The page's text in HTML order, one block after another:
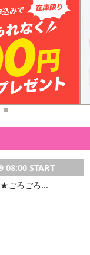
けする商品セット
い。
む)等により、参考
08:00 START
ごろごろ...